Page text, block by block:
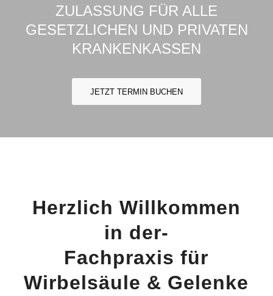
ZULASSUNG FÜR ALLE
GESETZLICHEN UND PRIVATEN
KRANKENKASSEN
JETZT TERMIN BUCHEN
Herzlich Willkommen
in der-
Fachpraxis für
Wirbelsäule & Gelenke